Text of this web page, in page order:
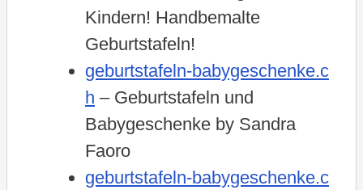
Kindern! Handbemalte
Geburtstafeln!
geburtstafeln-babygeschenke.c
h – Geburtstafeln und
Babygeschenke by Sandra
Faoro
geburtstafeln-babygeschenke.c